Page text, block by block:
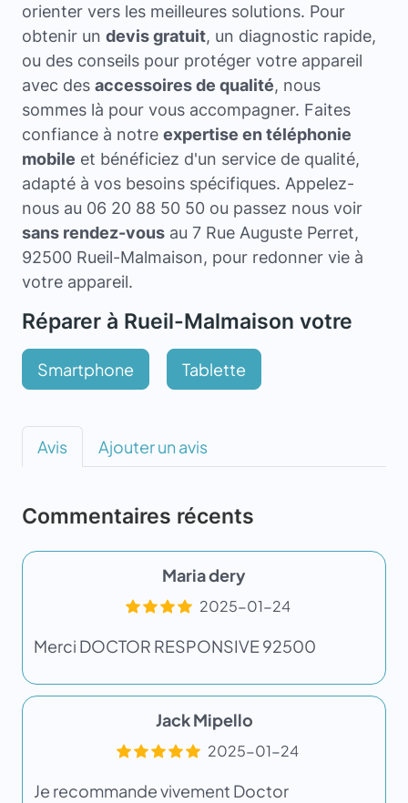
orienter vers les meilleures solutions. Pour
obtenir un devis gratuit, un diagnostic rapide,
ou des conseils pour protéger votre appareil
avec des accessoires de qualité, nous
sommes là pour vous accompagner. Faites
confiance à notre expertise en téléphonie
mobile et bénéficiez d'un service de qualité,
adapté à vos besoins spécifiques. Appelez-
nous au 06 20 88 50 50 ou passez nous voir
sans rendez-vous au 7 Rue Auguste Perret,
92500 Rueil-Malmaison, pour redonner vie à
votre appareil.
Réparer à Rueil-Malmaison votre
Smartphone Tablette
Avis Ajouter un avis
Commentaires récents
Maria dery
2025-01-24
Merci DOCTOR RESPONSIVE 92500
Jack Mipello
2025-01-24
Je recommande vivement Doctor